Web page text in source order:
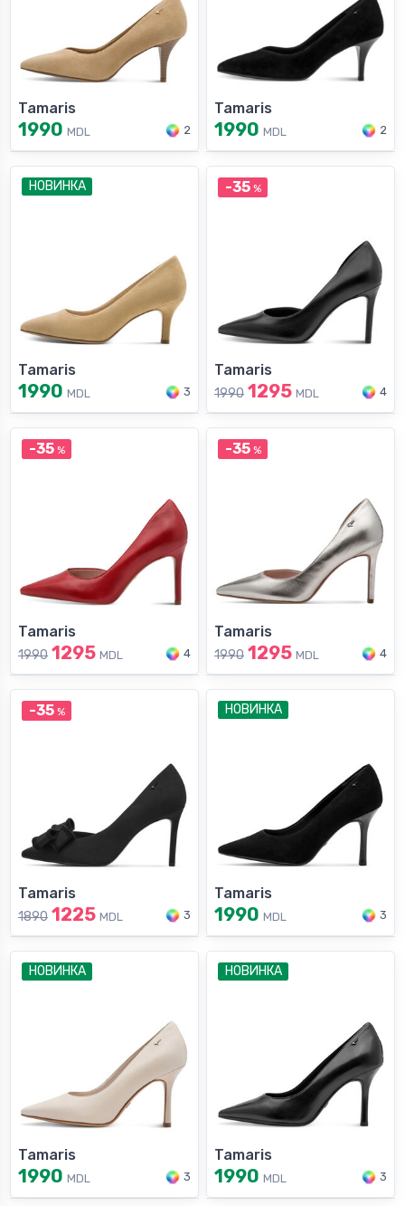
Tamaris
1990 MDL 2
Tamaris
1990 MDL 2
НОВИНКА
Tamaris
1990 MDL 3
-35%
Tamaris
1990 1295 MDL 4
-35%
Tamaris
1990 1295 MDL 4
-35%
Tamaris
1990 1295 MDL 4
-35%
Tamaris
1890 1225 MDL 3
НОВИНКА
Tamaris
1990 MDL 3
НОВИНКА
Tamaris
1990 MDL 3
НОВИНКА
Tamaris
1990 MDL 3